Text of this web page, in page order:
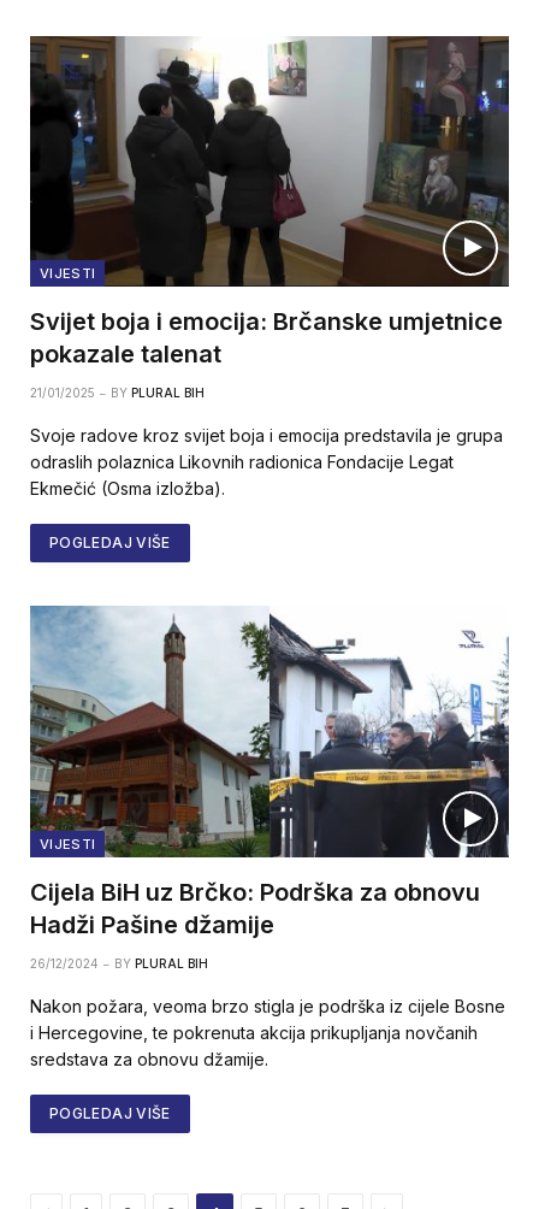
VIJESTI
Svijet boja i emocija: Brčanske umjetnice
pokazale talenat
21/01/2025 BY PLURAL BIH
Svoje radove kroz svijet boja i emocija predstavila je grupa
odraslih polaznica Likovnih radionica Fondacije Legat
Ekmečić (Osma izložba).
POGLEDAJ VIŠE
VIJESTI
Cijela BiH uz Brčko: Podrška za obnovu
Hadži Pašine džamije
26/12/2024 BY PLURAL BIH
Nakon požara, veoma brzo stigla je podrška iz cijele Bosne
i Hercegovine, te pokrenuta akcija prikupljanja novčanih
sredstava za obnovu džamije.
POGLEDAJ VIŠE